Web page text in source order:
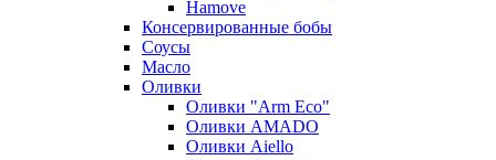
Hamove
Консервированные бобы
Соусы
Масло
Оливки
Оливки "Arm Eco"
Оливки AMADO
Оливки Aiello